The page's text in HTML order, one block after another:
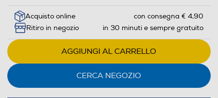
Acquisto online
con consegna € 4,90
Ritiro in negozio
in 30 minuti e sempre gratuito
AGGIUNGI AL CARRELLO
CERCA NEGOZIO